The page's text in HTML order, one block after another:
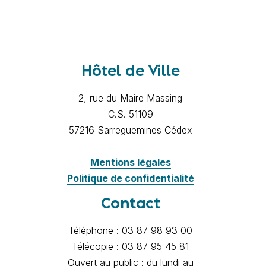
Hôtel de Ville
2, rue du Maire Massing
C.S. 51109
57216 Sarreguemines Cédex
Mentions légales
Politique de confidentialité
Contact
Téléphone : 03 87 98 93 00
Télécopie : 03 87 95 45 81
Ouvert au public : du lundi au